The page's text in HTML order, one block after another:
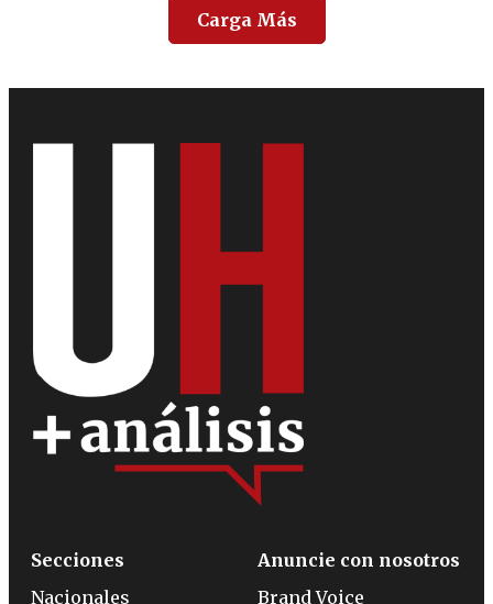
Carga Más
Secciones
Nacionales
Anuncie con nosotros
Brand Voice